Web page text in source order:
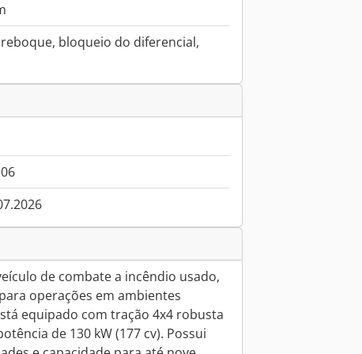
bloqueio do diferencial,
de combate a incêndio usado,
operações em ambientes
equipado com tração 4x4 robusta
de 130 kW (177 cv). Possui